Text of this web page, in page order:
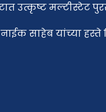
उत्कृष्ट मल्टीस्टेट
नाईक साहेब यांच्या